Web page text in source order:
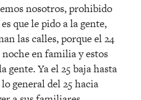
nosotros, prohibido
que le pido a la gente,
las calles, porque el 24
en familia y estos
gente. Ya el 25 baja hasta
general del 25 hacia